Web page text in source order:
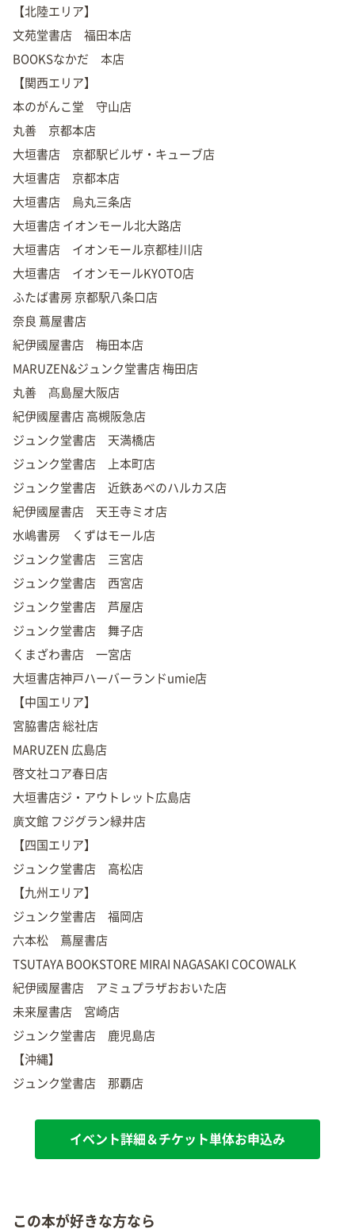
【北陸エリア】
文苑堂書店 福田本店
BOOKSなかだ 本店
【関西エリア】
本のがんこ堂 守山店
丸善 京都本店
大垣書店 京都駅ビルザ・キューブ店
大垣書店 京都本店
大垣書店 烏丸三条店
大垣書店 イオンモール北大路店
大垣書店 イオンモール京都桂川店
大垣書店 イオンモールKYOTO店
ふたば書房 京都駅八条口店
奈良 蔦屋書店
紀伊國屋書店 梅田本店
MARUZEN&ジュンク堂書店 梅田店
丸善 髙島屋大阪店
紀伊國屋書店 高槻阪急店
ジュンク堂書店 天満橋店
ジュンク堂書店 上本町店
ジュンク堂書店 近鉄あべのハルカス店
紀伊國屋書店 天王寺ミオ店
水嶋書房 くずはモール店
ジュンク堂書店 三宮店
ジュンク堂書店 西宮店
ジュンク堂書店 芦屋店
ジュンク堂書店 舞子店
くまざわ書店 一宮店
大垣書店神戸ハーバーランドumie店
【中国エリア】
宮脇書店 総社店
MARUZEN 広島店
啓文社コア春日店
大垣書店ジ・アウトレット広島店
廣文館 フジグラン緑井店
【四国エリア】
ジュンク堂書店 高松店
【九州エリア】
ジュンク堂書店 福岡店
六本松 蔦屋書店
TSUTAYA BOOKSTORE MIRAI NAGASAKI COCOWALK
紀伊國屋書店 アミュプラザおおいた店
未来屋書店 宮崎店
ジュンク堂書店 鹿児島店
【沖縄】
ジュンク堂書店 那覇店
イベント詳細＆チケット単体お申込み
この本が好きな方なら